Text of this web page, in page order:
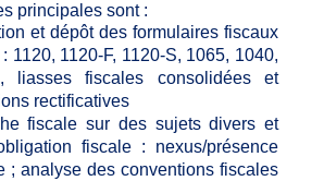
principales sont :
et dépôt des formulaires fiscaux
1120, 1120-F, 1120-S, 1065, 1040,
liasses fiscales consolidées et
rectificatives
fiscale sur des sujets divers et
fiscale : nexus/présence
; analyse des conventions fiscales